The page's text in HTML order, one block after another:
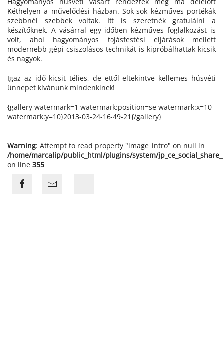
Kéthelyen a művelődési házban. Sok-sok kézműves portékák
szebbnél szebbek voltak. Itt is szeretnék gratulálni a
készítőknek. A vásárral egy időben kézműves foglalkozást is
volt, ahol hagyományos tojásfestési eljárások mellett
modernebb gépi csiszolásos technikát is kipróbálhattak kicsik
és nagyok.
Igaz az idő kicsit télies, de ettől eltekintve kellemes húsvéti
ünnepet kívánunk mindenkinek!
{gallery watermark=1 watermark:position=se watermark:x=10
watermark:y=10}2013-03-24-16-49-21{/gallery}
Warning: Attempt to read property "image_intro" on null in
/home/marcalip/public_html/plugins/system/
on line 355